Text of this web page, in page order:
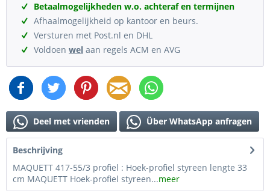
Betaalmogelijkheden w.o. achteraf en termijnen
Afhaalmogelijkheid op kantoor en beurs.
Versturen met Post.nl en DHL
Voldoen wel aan regels ACM en AVG
Deel met vrienden Über WhatsApp anfragen
Beschrijving
MAQUETT 417-55/3 profiel : Hoek-profiel styreen lengte 33
cm MAQUETT Hoek-profiel styreen...meer